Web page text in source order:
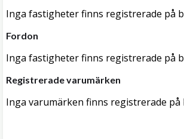
Inga fastigheter finns registrerade på
Fordon
Inga fastigheter finns registrerade på
Registrerade varumärken
Inga varumärken finns registrerade på